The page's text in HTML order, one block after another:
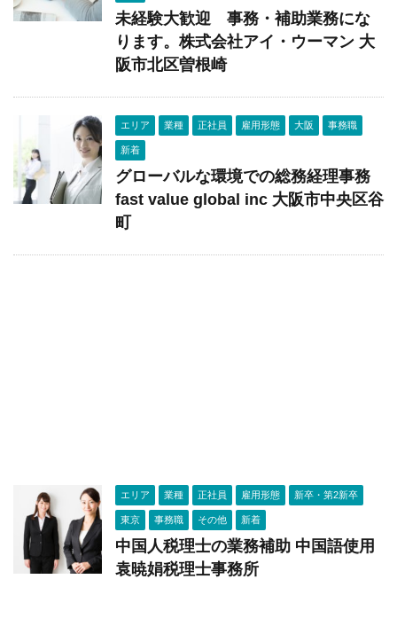
未経験大歓迎 事務・補助業務にな
ります。株式会社アイ・ウーマン 大
阪市北区曽根崎
エリア 業種 正社員 雇用形態 大阪 事務職
新着
グローバルな環境での総務経理事務
fast value global inc 大阪市中央区谷
町
エリア 業種 正社員 雇用形態 新卒・第2新卒
東京 事務職 その他 新着
中国人税理士の業務補助 中国語使用
袁暁娟税理士事務所